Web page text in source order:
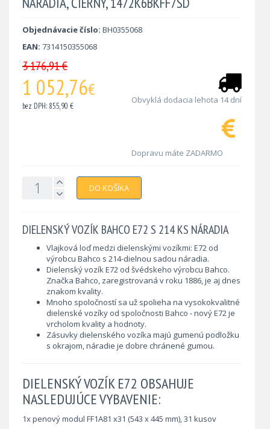
Objednávacie číslo: BH0355068
EAN: 7314150355068
3 176,91 €
1 052,76€
bez DPH: 855,90 €
Obvyklá dodacia lehota 14 dní
Dopravu máte ZADARMO
DO KOŠÍKA
DIELENSKÝ VOZÍK BAHCO E72 S 214 KS NÁRADIA
Vlajková loď medzi dielenskými vozíkmi: E72 od
výrobcu Bahco s 214-dielnou sadou náradia.
Dielenský vozík E72 od švédskeho výrobcu Bahco.
Značka Bahco, zaregistrovaná v roku 1886, je aj dnes
znakom kvality.
Mnoho spoločností sa už spolieha na vysokokvalitné
dielenské vozíky od spoločnosti Bahco - nový E72 je
vrcholom kvality a hodnoty.
Zásuvky dielenského vozíka majú gumenú podložku
s okrajom, náradie je dobre chránené gumou.
DIELENSKÝ VOZÍK E72 OBSAHUJE
NASLEDUJÚCE VYBAVENIE:
1x penový modul FF1A81 x31 (543 x 445 mm), 31 kusov